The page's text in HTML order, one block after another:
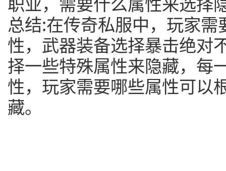
总结:在传奇私服中，玩家
性，武器装备选择暴击绝对
择一些特殊属性来隐藏，每
性，玩家需要哪些属性可以
藏。